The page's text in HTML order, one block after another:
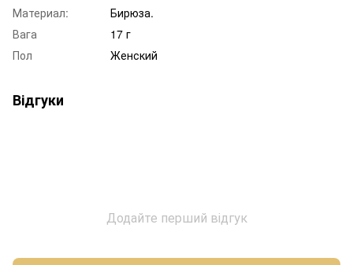
Материал:
Бирюза.
Вага
17 г
Пол
Женский
Відгуки
Додайте перший відгук